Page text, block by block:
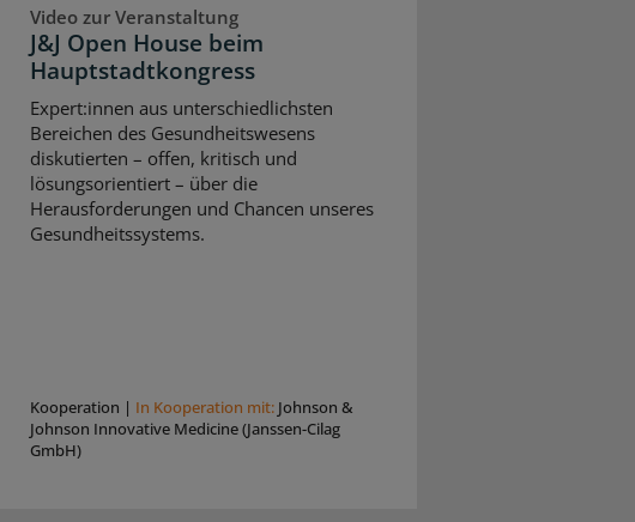
Video zur Veranstaltung
J&J Open House beim
Hauptstadtkongress
Expert:innen aus unterschiedlichsten
Bereichen des Gesundheitswesens
diskutierten – offen, kritisch und
lösungsorientiert – über die
Herausforderungen und Chancen unseres
Gesundheitssystems.
Kooperation | In Kooperation mit: Johnson &
Johnson Innovative Medicine (Janssen-Cilag
GmbH)